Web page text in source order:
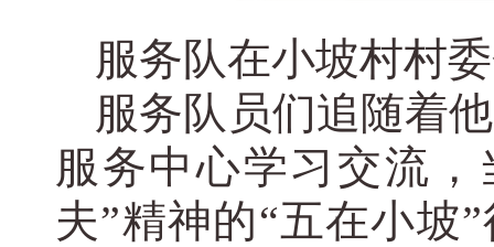
服务队在小坡村村
服务队员们追随着
服务中心学习交流
夫”精神的“五在小坡